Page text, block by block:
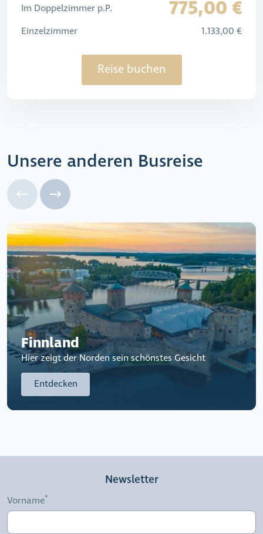
Im Doppelzimmer p.P. 775,00 €
Einzelzimmer 1.133,00 €
Reise buchen
Unsere anderen Busreise
Finnland
Hier zeigt der Norden sein schönstes Gesicht
Entdecken
Newsletter
Vorname